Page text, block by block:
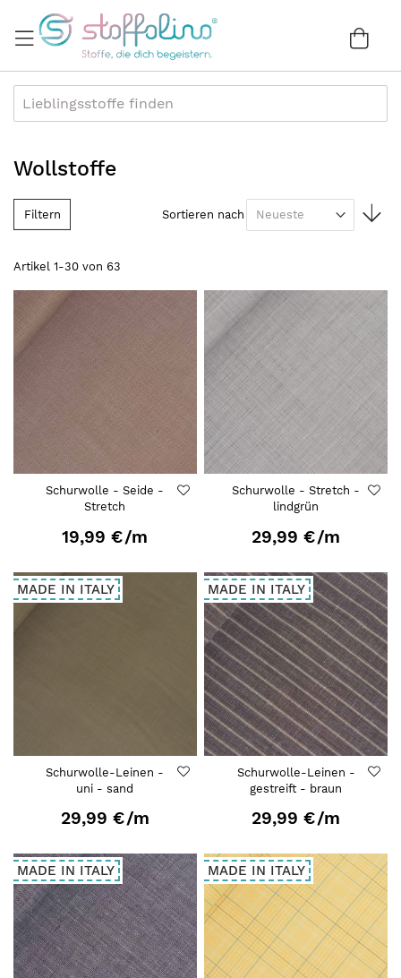
Inhalt
Wollstoffe
Artikel 1-30 von 63
Sortieren nach
Schurwolle - Seide -
Stretch
19,99 €/m
Schurwolle - Stretch -
lindgrün
29,99 €/m
MADE IN ITALY
Schurwolle-Leinen -
uni - sand
29,99 €/m
MADE IN ITALY
Schurwolle-Leinen -
gestreift - braun
29,99 €/m
MADE IN ITALY MADE IN ITALY
Filtern